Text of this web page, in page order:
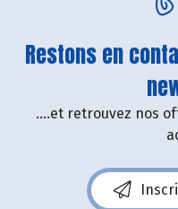
Restons en
....et retrouvez nos